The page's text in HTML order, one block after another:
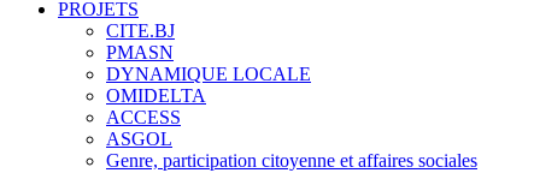
PROJETS
CITE.BJ
PMASN
DYNAMIQUE LOCALE
OMIDELTA
ACCESS
ASGOL
Genre, participation citoyenne et affaires sociales